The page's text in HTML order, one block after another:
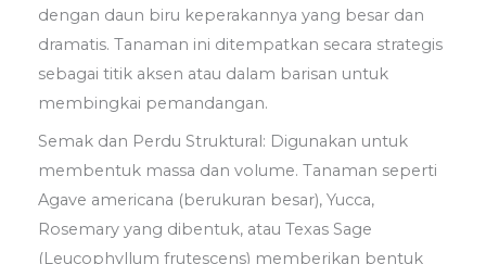
dengan daun biru keperakannya yang besar dan
dramatis. Tanaman ini ditempatkan secara strategis
sebagai titik aksen atau dalam barisan untuk
membingkai pemandangan.
Semak dan Perdu Struktural: Digunakan untuk
membentuk massa dan volume. Tanaman seperti
Agave americana (berukuran besar), Yucca,
Rosemary yang dibentuk, atau Texas Sage
(Leucophyllum frutescens) memberikan bentuk